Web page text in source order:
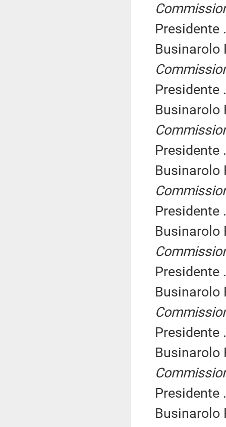
Presidente
Businarolo
Presidente
Businarolo
Presidente
Businarolo
Presidente
Businarolo
Presidente
Businarolo
Presidente
Businarolo
Presidente
Businarolo